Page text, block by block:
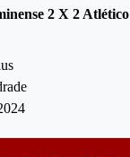
2 X 2